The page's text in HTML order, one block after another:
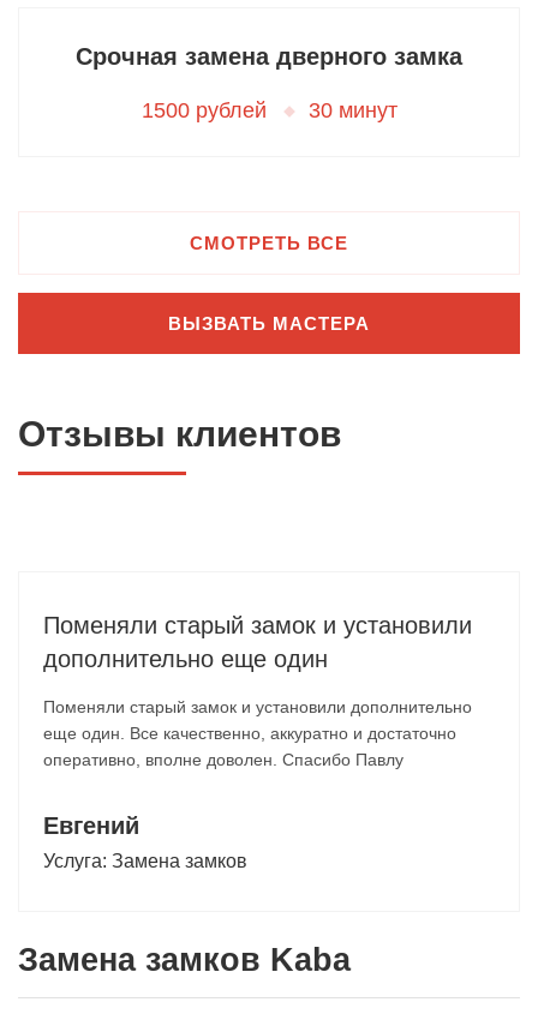
Замена замков Kaba
Срочная замена дверного замка
1500 рублей 30 минут
СМОТРЕТЬ ВСЕ
ВЫЗВАТЬ МАСТЕРА
Отзывы клиентов
Поменяли старый замок и установили
дополнительно еще один
Поменяли старый замок и установили дополнительно
еще один. Все качественно, аккуратно и достаточно
оперативно, вполне доволен. Спасибо Павлу
Евгений
Услуга: Замена замков